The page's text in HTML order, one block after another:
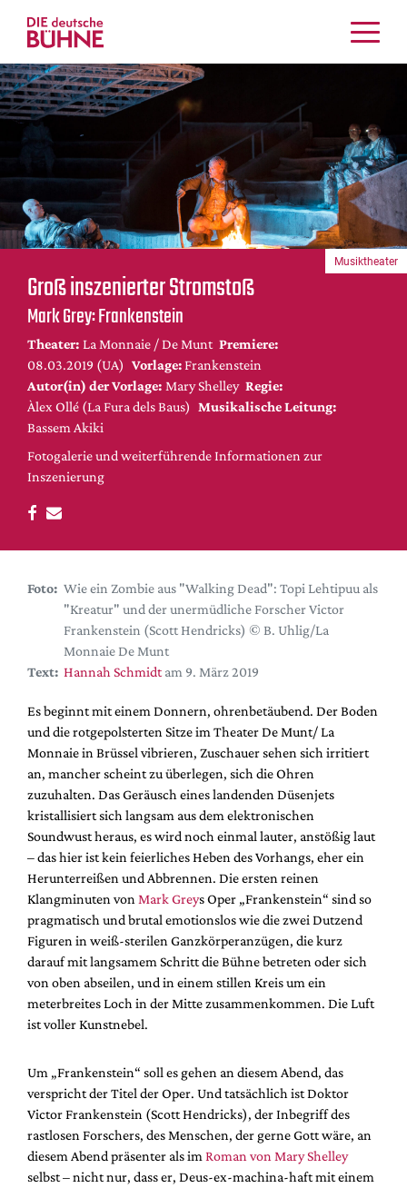
Kritiken
Schauspiel
Musiktheater
Tanz
Crossover
Bühnenwelt
Festivals & Veranstaltungen
Menschen & Theater
Themen
Internationales
Nachrufe
Medientipps
DdB-map
Kalender
Premierensuche
Festival-Planer
Hefte
Leseproben
Podcast
Service
Newsletter
Redaktion
Autor:innen
Partner
Mediadaten
Suche
Groß inszenierter Stromstoß
Mark Grey: Frankenstein
Theater: La Monnaie / De Munt Premiere:
08.03.2019 (UA) Vorlage: Frankenstein
Autor(in) der Vorlage: Mary Shelley Regie:
Àlex Ollé (La Fura dels Baus) Musikalische Leitung:
Bassem Akiki
Fotogalerie und weiterführende Informationen zur
Inszenierung
Musiktheater
Foto: Wie ein Zombie aus "Walking Dead": Topi Lehtipuu als
"Kreatur" und der unermüdliche Forscher Victor
Frankenstein (Scott Hendricks) © B. Uhlig/La
Monnaie De Munt
Text: Hannah Schmidt am 9. März 2019
Es beginnt mit einem Donnern, ohrenbetäubend. Der Boden
und die rotgepolsterten Sitze im Theater De Munt/ La
Monnaie in Brüssel vibrieren, Zuschauer sehen sich irritiert
an, mancher scheint zu überlegen, sich die Ohren
zuzuhalten. Das Geräusch eines landenden Düsenjets
kristallisiert sich langsam aus dem elektronischen
Soundwust heraus, es wird noch einmal lauter, anstößig laut
– das hier ist kein feierliches Heben des Vorhangs, eher ein
Herunterreißen und Abbrennen. Die ersten reinen
Klangminuten von Mark Greys Oper „Frankenstein“ sind so
pragmatisch und brutal emotionslos wie die zwei Dutzend
Figuren in weiß-sterilen Ganzkörperanzügen, die kurz
darauf mit langsamem Schritt die Bühne betreten oder sich
von oben abseilen, und in einem stillen Kreis um ein
meterbreites Loch in der Mitte zusammenkommen. Die Luft
ist voller Kunstnebel.
Um „Frankenstein“ soll es gehen an diesem Abend, das
verspricht der Titel der Oper. Und tatsächlich ist Doktor
Victor Frankenstein (Scott Hendricks), der Inbegriff des
rastlosen Forschers, des Menschen, der gerne Gott wäre, an
diesem Abend präsenter als im Roman von Mary Shelley
selbst – nicht nur, dass er, Deus-ex-machina-haft mit einem